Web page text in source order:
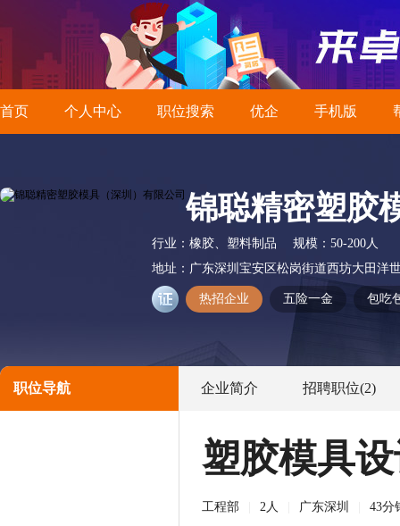
首页 个人中心 职位搜索 优企 手机版
锦聪精密塑胶
行业： 橡胶、塑料制品 规模： 50-200人
地址： 广东深圳宝安区松岗街道西坊大田洋
热招企业 五险一金 包吃
职位导航 企业简介 招聘职位(2)
塑胶模具
工程部 2人 广东深圳
43分